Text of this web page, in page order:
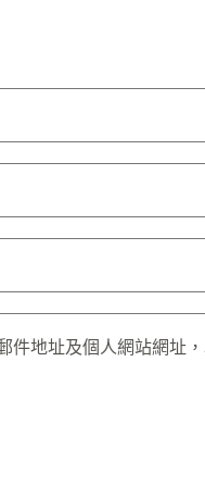
件地址及個人網站網址